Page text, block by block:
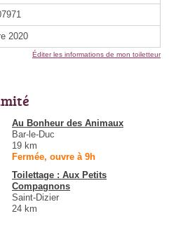
2020
Éditer les informations de mon toiletteur
Au Bonheur des Animaux
Bar-le-Duc
19 km
Fermée, ouvre à 9h
Toilettage : Aux Petits
Compagnons
Saint-Dizier
24 km